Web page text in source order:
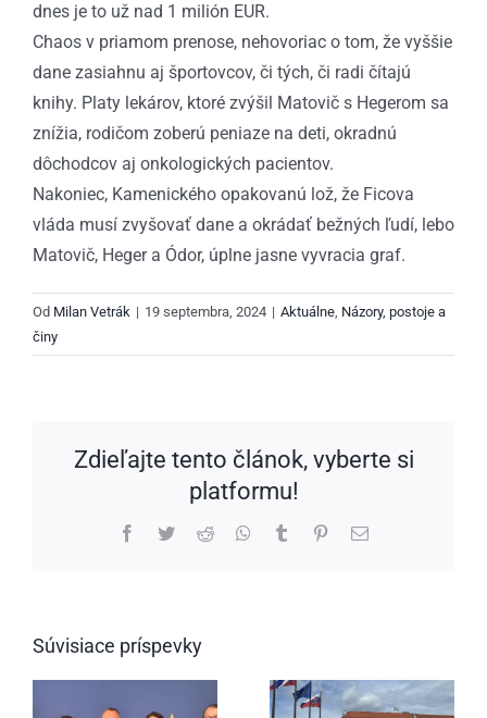
dnes je to už nad 1 milión EUR.
Chaos v priamom prenose, nehovoriac o tom, že vyššie
dane zasiahnu aj športovcov, či tých, či radi čítajú
knihy. Platy lekárov, ktoré zvýšil Matovič s Hegerom sa
znížia, rodičom zoberú peniaze na deti, okradnú
dôchodcov aj onkologických pacientov.
Nakoniec, Kamenického opakovanú lož, že Ficova
vláda musí zvyšovať dane a okrádať bežných ľudí, lebo
Matovič, Heger a Ódor, úplne jasne vyvracia graf.
Od Milan Vetrák | 19 septembra, 2024 | Aktuálne, Názory, postoje a
činy
Zdieľajte tento článok, vyberte si
platformu!
Facebook
TwitterReddit WhatsApp
Tumblr PinterestEmail
Súvisiace príspevky